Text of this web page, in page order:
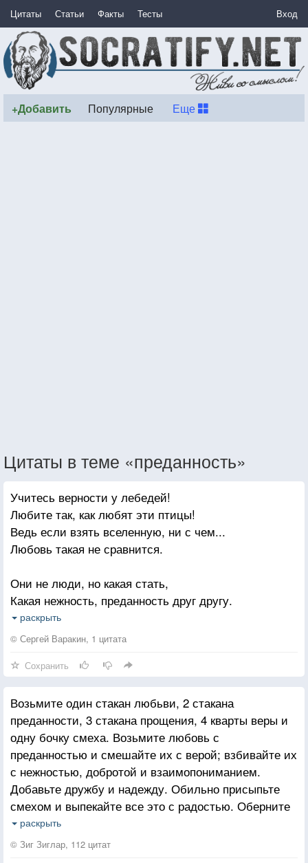
Цитаты Статьи Факты Тесты Вход
+Добавить Популярные Еще
Цитаты в теме «преданность»
Учитесь верности у лебедей!
Любите так, как любят эти птицы!
Ведь если взять вселенную, ни с чем...
Любовь такая не сравнится.
Они не люди, но какая стать,
Какая нежность, преданность друг другу.
Их чувство невозможно передать,
Оно подобно истинному чуду!
Ну как не чудо? ведь всегда вдвоем,
Крылом к крылу в красивом оперенье
Они скользят по чистому пруду.
Божественны! Остановись мгновенье!
А преданность? Ведь если роковой
Наступит час - один погибнет,
То жить не станет и другой,
Он тоже этот мир покинет.
Вот так плывут по жизни, по воде,
раскрыть
© Сергей Варакин, 1 цитата
Сохранить
Возьмите один стакан любьви, 2 стакана
преданности, 3 стакана прощения, 4 кварты веры и
одну бочку смеха. Возьмите любовь с
преданностью и смешайте их с верой; взбивайте их
с нежностью, добротой и взаимопониманием.
Добавьте дружбу и надежду. Обильно присыпьте
смехом и выпекайте все это с радостью. Оберните
это все в объятия и подавайте щедрые порции
каждый день.
раскрыть
© Зиг Зиглар, 112 цитат